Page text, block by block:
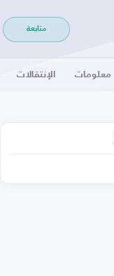
متابعة
معلومات الإنتقالات